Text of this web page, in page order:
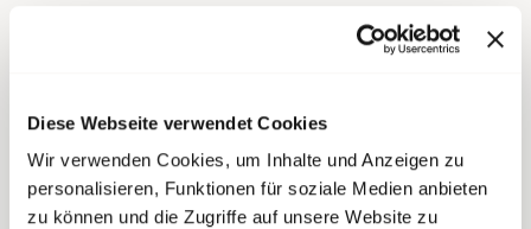
Diese Webseite verwendet Cookies
Wir verwenden Cookies, um Inhalte und Anzeigen zu
personalisieren, Funktionen für soziale Medien anbieten
zu können und die Zugriffe auf unsere Website zu
Swisscom, cablex und localsearch, aber auch
punkto Leistungen oder Anlagestrategien. Dabei
dieInteressen der Versicherten im Mittelpunkt
den Wahlen an. Dafür suchen wir
motivierte
Kandidierende, die bereit sind, Verantwortung zu